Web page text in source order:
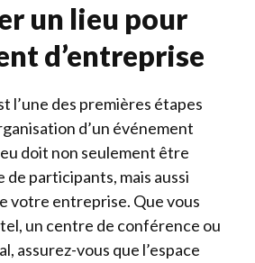
un lieu pour
d’entreprise
l’une des premières étapes
d’un événement
doit non seulement être
de participants, mais aussi
votre entreprise. Que vous
un centre de conférence ou
assurez-vous que l’espace